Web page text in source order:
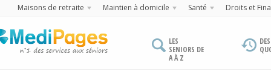
Maisons de retraite Maintien à domicile Santé Droits et
LES
SENIORS DE
A À Z